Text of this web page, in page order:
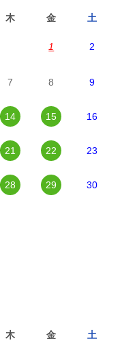
木 金 土
1 2
7 8 9
14 15 16
21 22 23
28 29 30
木 金 土